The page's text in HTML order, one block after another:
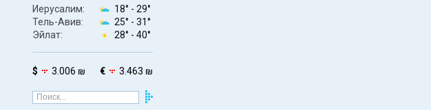
Иерусалим: 18° - 29°
Тель-Авив:
25° - 31°
Эйлат:
28° - 40°
$ 3.006 ₪ € 3.463 ₪